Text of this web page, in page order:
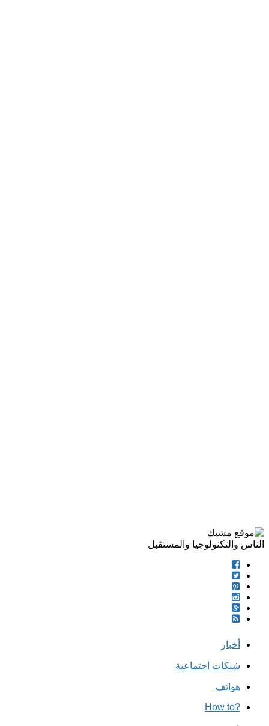
الناس والتكنولوجيا والمستقبل
أخبار
شبكات اجتماعية
هواتف
?How to